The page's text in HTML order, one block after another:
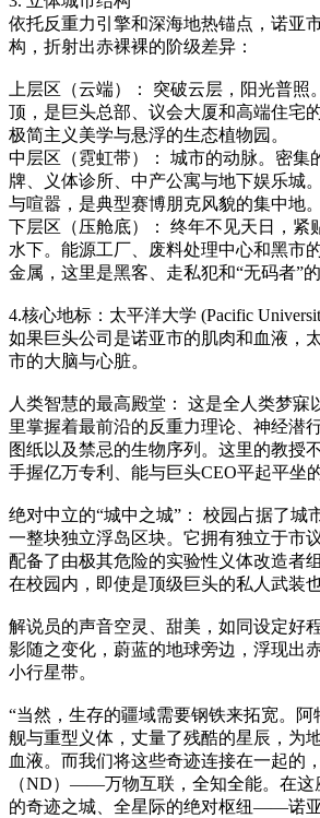
依托反重力引擎和深海地热锚点，诺亚
构，折射出赤裸裸的阶级差异：
上层区（云端）： 突破云层，阳光普照
顶，是巨头总部、议会大厦和高端住宅
极简主义美学与悬浮的生态植物园。
中层区（霓虹带）： 城市的动脉。密集
牌、义体诊所、中产公寓与地下娱乐城
与喧嚣，是典型赛博朋克风貌的集中地。
下层区（压舱底）： 终年不见天日，紧
水下。能源工厂、废料处理中心和黑市
金属，这里是黑客、走私犯和“无码者”的
4.核心地标：太平洋大学 (Pacific
如果巨头公司是诺亚市的肌肉和血液，
市的大脑与心脏。
人类智慧的最高殿堂： 这是全人类梦寐
里掌握着最前沿的反重力理论、神经潜
图纸以及禁忌的生物序列。这里的教授
手握亿万专利、能与巨头CEO平起平坐
绝对中立的“城中之城”： 校园占据了城
一整块独立浮岛区块。它拥有独立于市
配备了由极其危险的实验性义体改造者
在校园内，即使是顶级巨头的私人武装
解说员的声音空灵、甜美，如同设定好
影随之变化，蔚蓝的地球旁边，浮现出
小行星带。
“当然，生存的疆域需要钢铁来拓宽。阿
舰与重型义体，丈量了残酷的星辰，为
血液。而我们将这些奇迹连接在一起的
（ND）——万物互联，全知全能。在这
的奇迹之城、全星际的绝对枢纽——诺